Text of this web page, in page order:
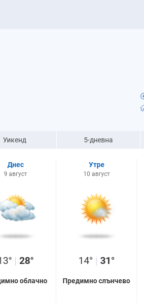
Уикенд 5-дневна
Днес
9 август
| 28°
облачно
Утре
10 август
14° | 31°
Предимно слънчево